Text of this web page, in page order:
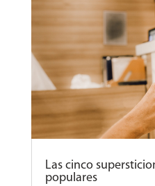
Las cinco
populares